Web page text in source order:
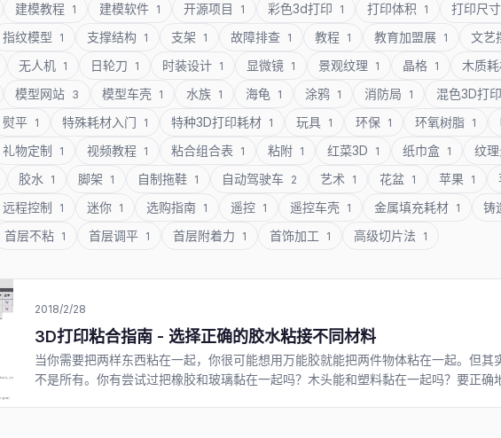
建模教程 1 建模软件 1 开源项目 1 彩色3d打印 1 打印体积 1 打印尺寸
指纹模型 1 支撑结构 1 支架 1 故障排查 1 教程 1 教育加盟展 1 文艺
无人机 1 日轮刀 1 时装设计 1 显微镜 1 景观纹理 1 晶格 1 木质
模型网站 3 模型车壳 1 水族 1 海龟 1 涂鸦 1 消防局 1 混色3D打印
熨平 1 特殊耗材入门 1 特种3D打印耗材 1 玩具 1 环保 1 环氧树脂 1
礼物定制 1 视频教程 1 粘合组合表 1 粘附 1 红菜3D 1 纸巾盒 1 纹
胶水 1 脚架 1 自制拖鞋 1 自动驾驶车 2 艺术 1 花盆 1 苹果 1
远程控制 1 迷你 1 选购指南 1 遥控 1 遥控车壳 1 金属填充耗材 1 铸
首层不粘 1 首层调平 1 首层附着力 1 首饰加工 1 高级切片法 1
2018/2/28
3D打印粘合指南 - 选择正确的胶水粘接不同材料
当你需要把两样东西粘在一起，你很可能想用万能胶就能把两件物体粘在一起。但
不是所有。你有尝试过把橡胶和玻璃黏在一起吗？木头能和塑料黏在一起吗？要正确